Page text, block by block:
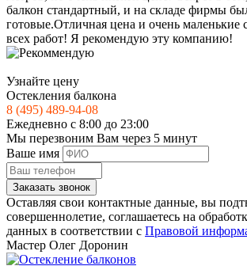
балкон стандартный, и на складе фирмы
готовые.Отличная цена и очень маленькие
всех работ! Я рекомендую эту компанию!
Узнайте цену
Остекления балкона
8 (495) 489-94-08
Ежедневно с 8:00 до 23:00
Мы перезвоним Вам через 5 минут
Ваше имя
Заказать звонок
Оставляя свои контактные данные, вы
совершеннолетие, соглашаетесь на
данных в соответствии с Правовой
Мастер Олег Доронин